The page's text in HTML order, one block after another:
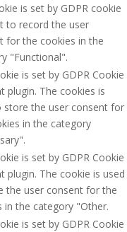
is set by GDPR cookie
to record the user
for the cookies in the
"Functional".
is set by GDPR Cookie
plugin. The cookies is
store the user consent for
in the category
is set by GDPR Cookie
plugin. The cookie is used
the user consent for the
in the category "Other.
is set by GDPR Cookie